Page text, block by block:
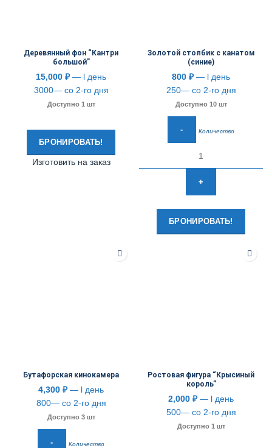
Деревянный фон “Кантри
большой”
15,000 ₽— l день
3000— со 2-го дня
Доступно 1 шт
БРОНИРОВАТЬ!
Изготовить на заказ
Золотой столбик с канатом
(синие)
800 ₽— l день
250— со 2-го дня
Доступно 10 шт
Количество
БРОНИРОВАТЬ!
Бутафорская кинокамера
4,300 ₽— l день
800— со 2-го дня
Доступно 3 шт
Количество
Ростовая фигура “Крысиный
король”
2,000 ₽— l день
500— со 2-го дня
Доступно 1 шт